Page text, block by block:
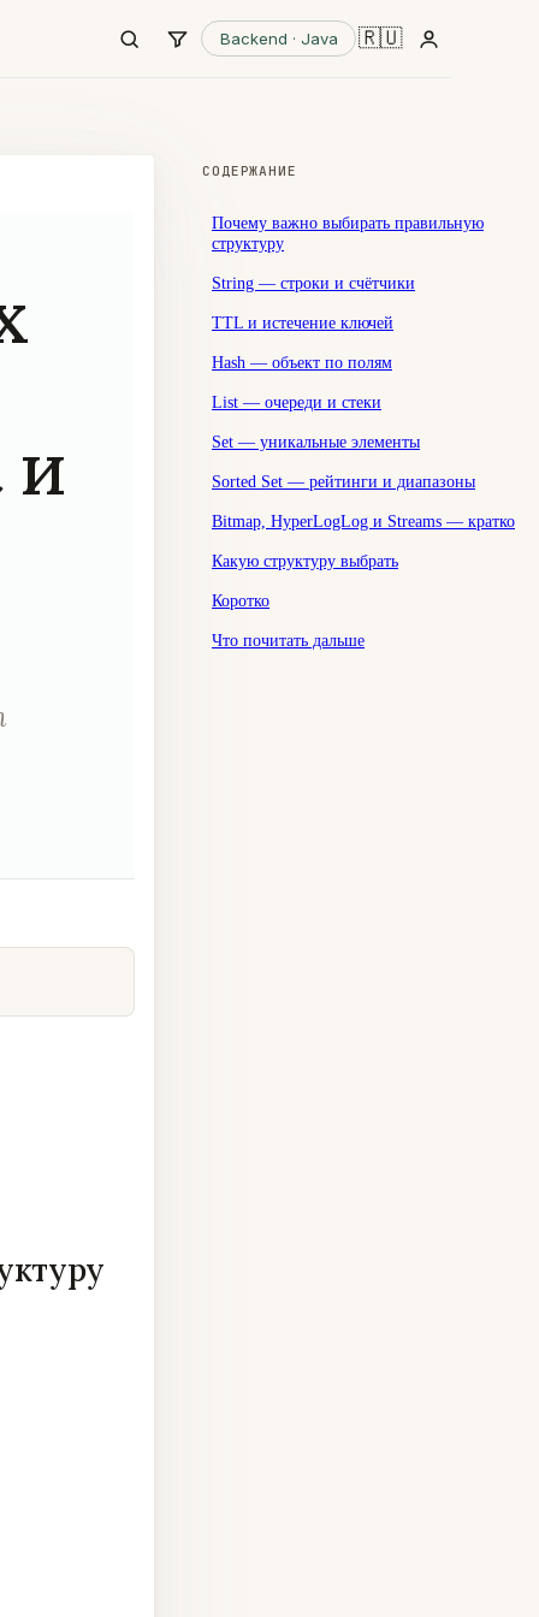
Backend · Java 🇷🇺
и
СОДЕРЖАНИЕ
Почему важно выбирать правильную
структуру
String — строки и счётчики
TTL и истечение ключей
Hash — объект по полям
List — очереди и стеки
Set — уникальные элементы
Sorted Set — рейтинги и диапазоны
Bitmap, HyperLogLog и Streams — кратко
Какую структуру выбрать
Коротко
Что почитать дальше